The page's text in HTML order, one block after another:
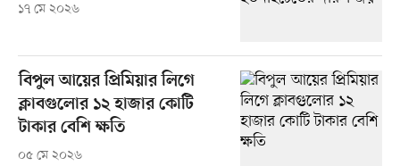
১৭ মে ২০২৬
বিপুল আয়ের প্রিমিয়ার লিগে
ক্লাবগুলোর ১২ হাজার কোটি
টাকার বেশি ক্ষতি
০৫ মে ২০২৬